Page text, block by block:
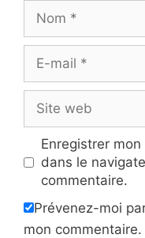
mail
web
Enregistrer
dans le
commentaire.
Prévenez-moi
mon commentaire.